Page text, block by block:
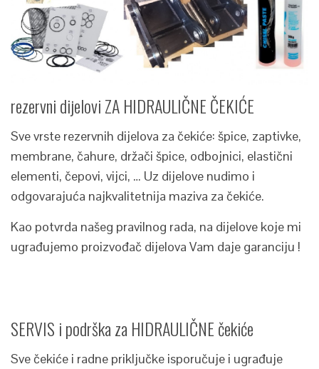
rezervni dijelovi ZA HIDRAULIČNE ČEKIĆE
Sve vrste rezervnih dijelova za čekiće: špice, zaptivke,
membrane, čahure, držači špice, odbojnici, elastični
elementi, čepovi, vijci, … Uz dijelove nudimo i
odgovarajuća najkvalitetnija maziva za čekiće.
Kao potvrda našeg pravilnog rada, na dijelove koje mi
ugrađujemo proizvođač dijelova Vam daje garanciju !
SERVIS i podrška za HIDRAULIČNE čekiće
Sve čekiće i radne priključke isporučuje i ugrađuje